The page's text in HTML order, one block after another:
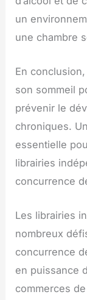
un
une chambre
En
son sommeil
prévenir le
chroniques.
essentielle
librairies
concurrence
Les librairies
nombreux
concurrence
en puissance
commerces